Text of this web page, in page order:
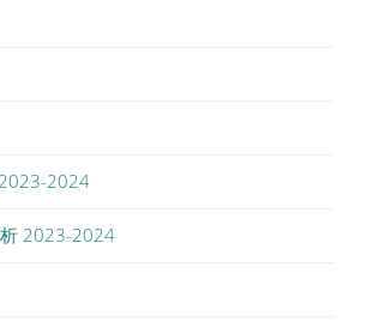
2024
析 2023-2024